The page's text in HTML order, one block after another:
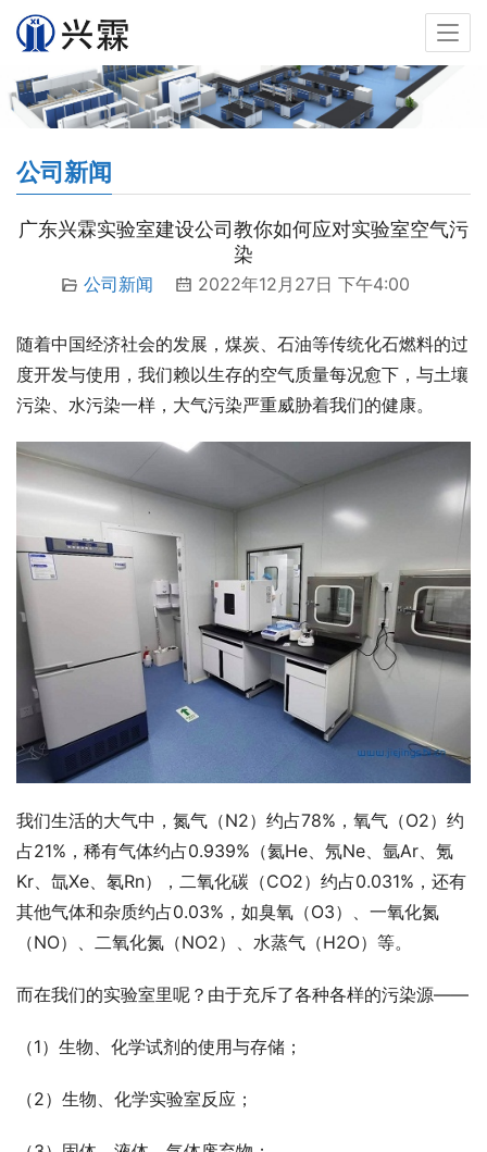
公司新闻
广东兴霖实验室建设公司教你如何应对实验室空气污
染
公司新闻 2022年12月27日 下午4:00
随着中国经济社会的发展，煤炭、石油等传统化石燃料的过
度开发与使用，我们赖以生存的空气质量每况愈下，与土壤
污染、水污染一样，大气污染严重威胁着我们的健康。
我们生活的大气中，氮气（N2）约占78%，氧气（O2）约
占21%，稀有气体约占0.939%（氦He、氖Ne、氩Ar、氪
Kr、氙Xe、氡Rn），二氧化碳（CO2）约占0.031%，还有
其他气体和杂质约占0.03%，如臭氧（O3）、一氧化氮
（NO）、二氧化氮（NO2）、水蒸气（H2O）等。
而在我们的实验室里呢？由于充斥了各种各样的污染源——
（1）生物、化学试剂的使用与存储；
（2）生物、化学实验室反应；